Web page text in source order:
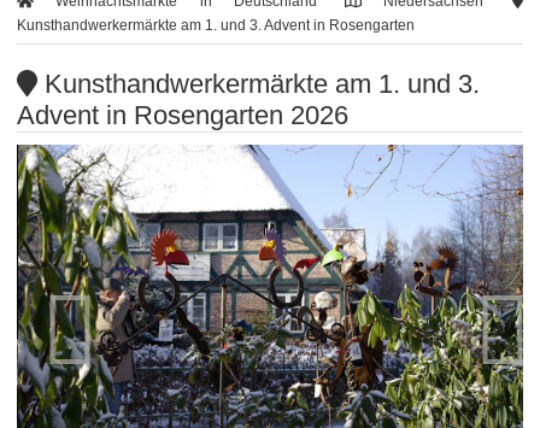
Kunsthandwerkermärkte am 1. und 3. Advent in Rosengarten
Kunsthandwerkermärkte am 1. und 3.
Advent in Rosengarten 2026
 